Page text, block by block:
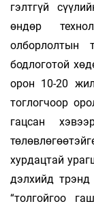
гэлтгүй
өндөр
олборлолтын
бодлоготой
орон 10-20
тоглогчоор
гацсан
хурдацтай
дэлхийд
“толгойгоо